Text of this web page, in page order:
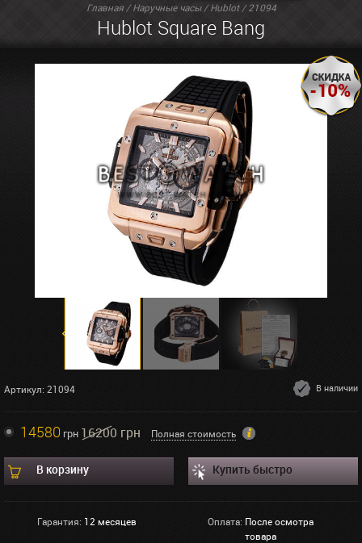
Главная/Наручные часы/Hublot/ 21094
Hublot Square Bang
Артикул: 21094 В наличии
14580грн 16200 грн Полная стоимость
В корзину Купить быстро
Гарантия: 12 месяцев Оплата: После осмотра
товара